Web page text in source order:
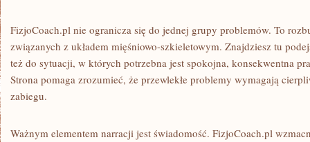
FizjoCoach.pl nie ogranicza się do jednej grupy problemów. To
związanych z układem mięśniowo-szkieletowym. Znajdziesz tu
też do sytuacji, w których potrzebna jest spokojna, konsekwentna
Strona pomaga zrozumieć, że przewlekłe problemy wymagają
zabiegu.
Ważnym elementem narracji jest świadomość. FizjoCoach.pl